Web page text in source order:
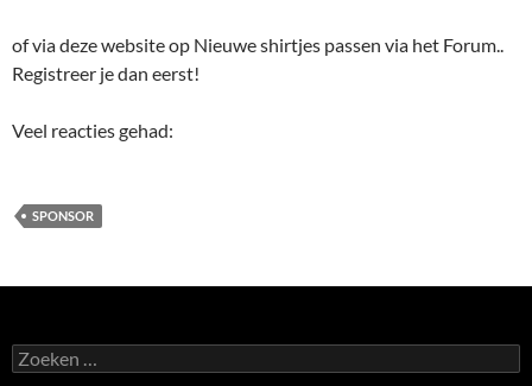
of via deze website op Nieuwe shirtjes passen via het Forum..
Registreer je dan eerst!
Veel reacties gehad:
SPONSOR
Zoeken
naar: